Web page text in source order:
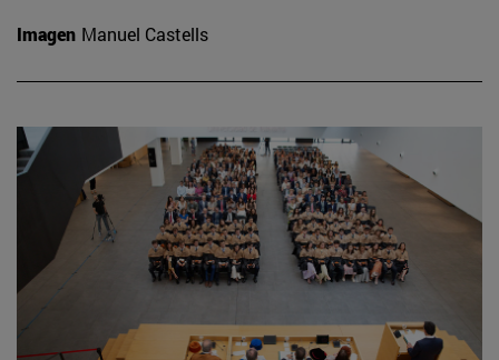
Imagen Manuel Castells